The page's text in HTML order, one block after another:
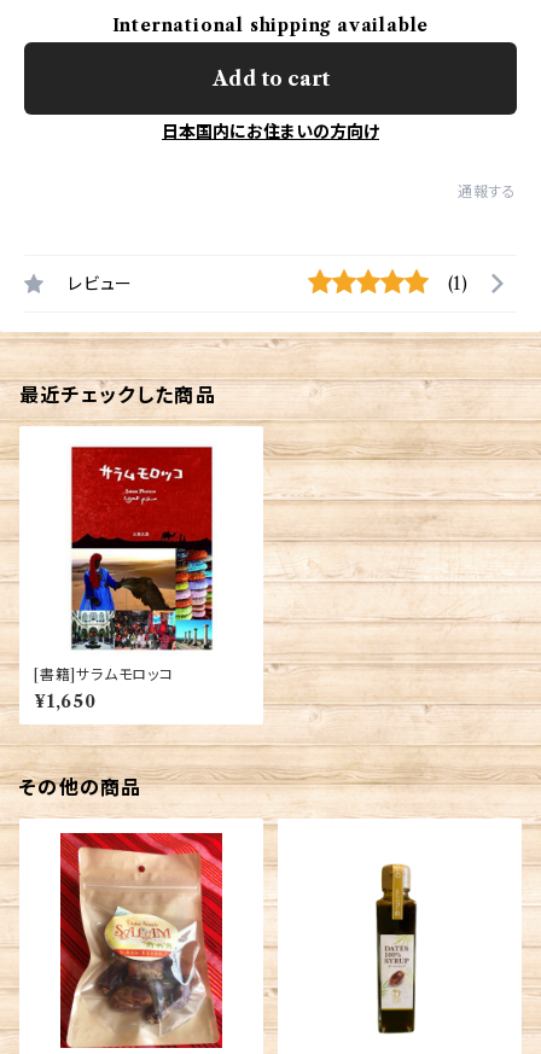
International shipping available
Add to cart
日本国内にお住まいの方向け
通報する
レビュー (1)
最近チェックした商品
[書籍]サラムモロッコ
¥1,650
その他の商品